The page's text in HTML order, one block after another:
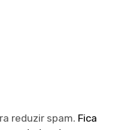
reduzir spam. Fica